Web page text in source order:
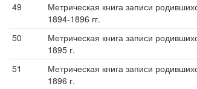
49
Метрическая книга записи
1894-1896 гг.
50
Метрическая книга записи
1895 г.
51
Метрическая книга записи
1896 г.